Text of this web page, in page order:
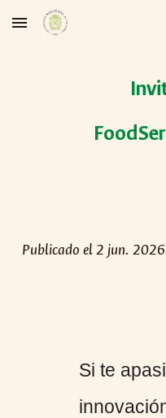
Skip to main content
Publicado el 2 jun. 2026
Si te